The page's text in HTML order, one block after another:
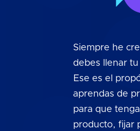
Siempre he
debes llenar
Ese es el
aprendas de
para que
producto, fijar